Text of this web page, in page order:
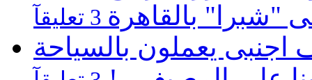
"شبرا" بالقاهرة
بالغردقة 22 الف اجنبى يعملون بالسياحة